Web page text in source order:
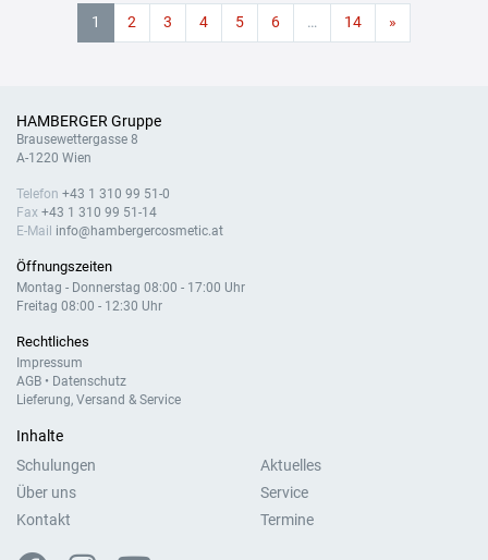
1 2 3 4 5 6 … 14 »
HAMBERGER Gruppe
Brausewettergasse 8
A-1220 Wien
Telefon +43 1 310 99 51-0
Fax +43 1 310 99 51-14
E-Mail info@hambergercosmetic.at
Öffnungszeiten
Montag - Donnerstag 08:00 - 17:00 Uhr
Freitag 08:00 - 12:30 Uhr
Rechtliches
Impressum
AGB • Datenschutz
Lieferung, Versand & Service
Inhalte
Schulungen
Aktuelles
Über uns
Service
Kontakt
Termine